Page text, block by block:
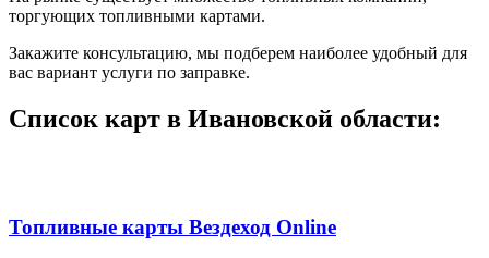
торгующих топливными картами.
Закажите консультацию, мы подберем наиболее удобный для
вас вариант услуги по заправке.
Список карт в Ивановской области:
Топливные карты Вездеход Online